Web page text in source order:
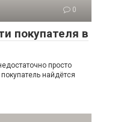
0
покупателя в
просто
найдётся